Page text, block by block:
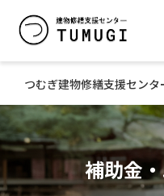
つむぎ建物修繕支援センタ
補助金